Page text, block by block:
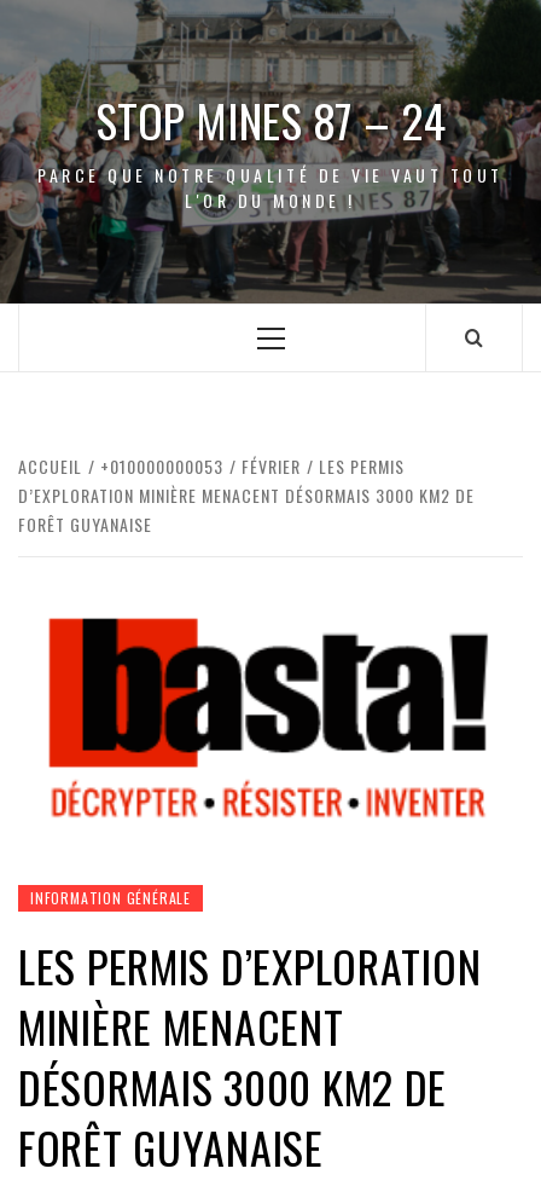
contenu
STOP MINES 87 – 24
PARCE QUE NOTRE QUALITÉ DE VIE VAUT TOUT
L'OR DU MONDE !
Menu
ACCUEIL +010000000053 FÉVRIER
LES PERMIS
D’EXPLORATION MINIÈRE MENACENT DÉSORMAIS 3000 KM2 DE
FORÊT GUYANAISE
INFORMATION GÉNÉRALE
LES PERMIS D’EXPLORATION
MINIÈRE MENACENT
DÉSORMAIS 3000 KM2 DE
FORÊT GUYANAISE